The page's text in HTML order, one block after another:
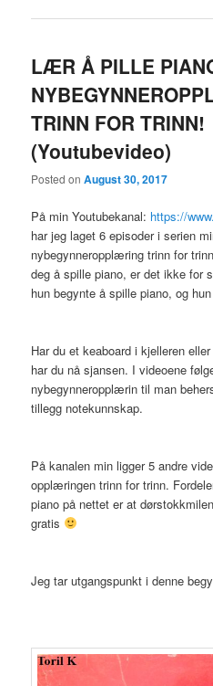
LÆR Å PILLE
TRINN FOR TRINN!
(Youtubevideo)
Posted onAugust 30, 2017
På min Youtubekanal: https://
har jeg laget 6 episoder i serien
nybegynneropplæring trinn for
deg å spille piano, er det ikke for
hun begynte å spille piano, og
Har du et keaboard i kjelleren
har du nå sjansen. I videoene
nybegynneropplærin til man
tillegg notekunnskap.
På kanalen min ligger 5 andre
opplæringen trinn for trinn.
piano på nettet er at
gratis
Jeg tar utgangspunkt i denne